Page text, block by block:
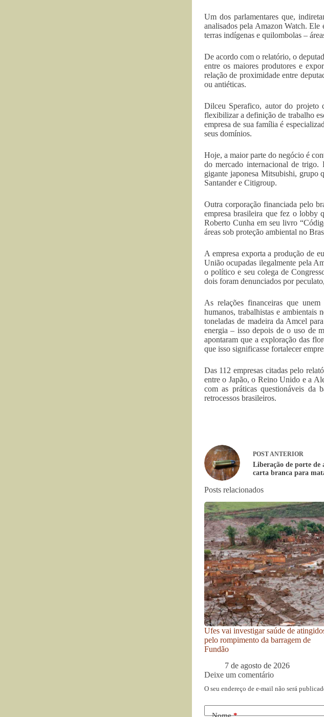
Um dos parlamentares que,
analisados pela Amazon Watch. Ele
terras indígenas e quilombolas –
De acordo com o relatório, o
entre os maiores produtores e
relação de proximidade entre
ou antiéticas.
Dilceu Sperafico, autor do projeto
flexibilizar a definição de trabalho
empresa de sua família é
seus domínios.
Hoje, a maior parte do negócio é
do mercado internacional de trigo.
gigante japonesa Mitsubishi, grupo
Santander e Citigroup.
Outra corporação financiada pelo
empresa brasileira que fez o lobby
Roberto Cunha em seu livro
áreas sob proteção ambiental no
A empresa exporta a produção de
União ocupadas ilegalmente pela
o político e seu colega de
dois foram denunciados por
As relações financeiras que
humanos, trabalhistas e
toneladas de madeira da Amcel
energia – isso depois de o uso de
apontaram que a exploração das
que isso significasse fortalecer
Das 112 empresas citadas pelo
entre o Japão, o Reino Unido e a
com as práticas questionáveis da
retrocessos brasileiros.
POSTANTERIOR
Liberação de porte de
carta branca para
Posts relacionados
Ufes vai investigar saúde de
pelo rompimento da barragem de
Fundão
7 de agosto de 2026
Deixe um comentário
O seu endereço de e-mail não será